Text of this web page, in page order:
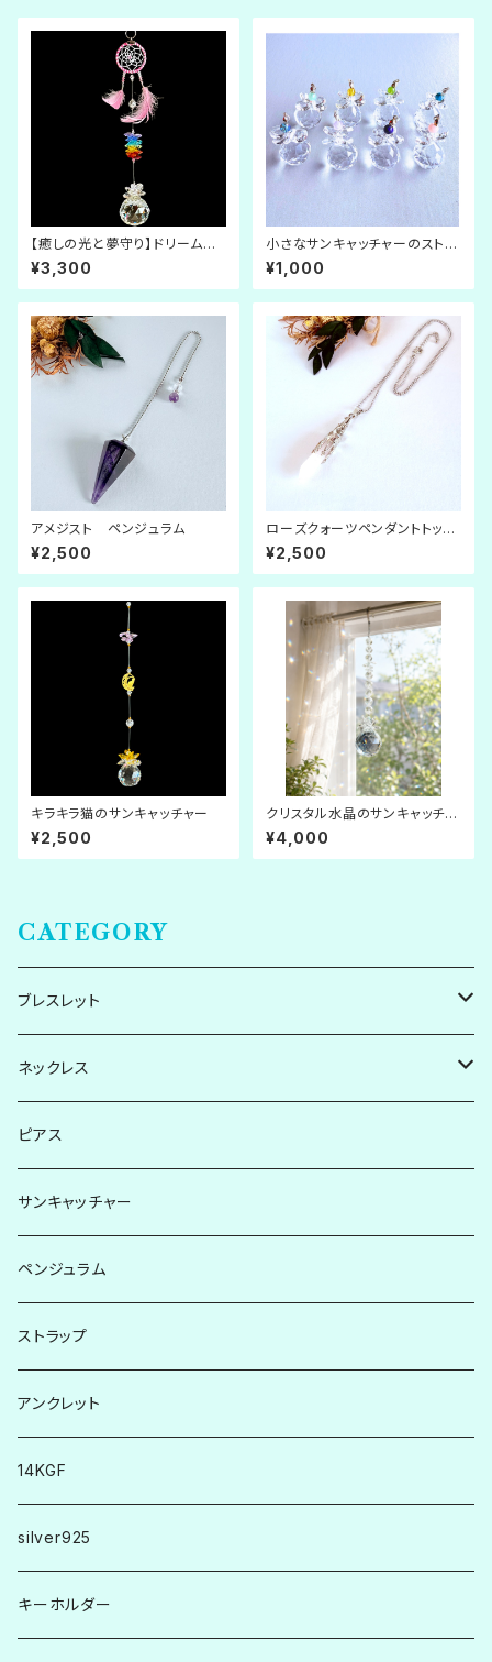
【癒しの光と夢守り】ドリームキ
ャッチャー × サンキャッチャー
《ピンクの羽》
¥3,300
小さなサンキャッチャーのストラ
ップ ８種類
¥1,000
アメジスト ペンジュラム
¥2,500
ローズクォーツペンダントトップ
のロングネックレス
¥2,500
キラキラ猫のサンキャッチャー
¥2,500
クリスタル水晶のサンキャッチャ
ー
¥4,000
CATEGORY
ブレスレット
シルバー系
ゴールド系
ゴム
革
ネックレス
シルバー系
ゴールド系
天然素材
ピアス
サンキャッチャー
ペンジュラム
ストラップ
アンクレット
14KGF
silver925
キーホルダー